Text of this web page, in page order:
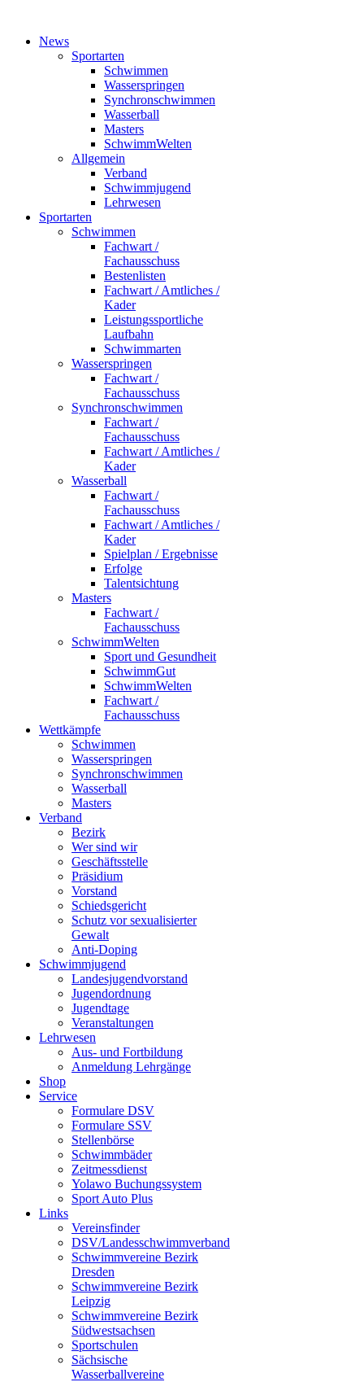
News
Sportarten
Schwimmen
Wasserspringen
Synchronschwimmen
Wasserball
Masters
SchwimmWelten
Allgemein
Verband
Schwimmjugend
Lehrwesen
Sportarten
Schwimmen
Fachwart /
Fachausschuss
Bestenlisten
Fachwart / Amtliches /
Kader
Leistungssportliche
Laufbahn
Schwimmarten
Wasserspringen
Fachwart /
Fachausschuss
Synchronschwimmen
Fachwart /
Fachausschuss
Fachwart / Amtliches /
Kader
Wasserball
Fachwart /
Fachausschuss
Fachwart / Amtliches /
Kader
Spielplan / Ergebnisse
Erfolge
Talentsichtung
Masters
Fachwart /
Fachausschuss
SchwimmWelten
Sport und Gesundheit
SchwimmGut
SchwimmWelten
Fachwart /
Fachausschuss
Wettkämpfe
Schwimmen
Wasserspringen
Synchronschwimmen
Wasserball
Masters
Verband
Bezirk
Wer sind wir
Geschäftsstelle
Präsidium
Vorstand
Schiedsgericht
Schutz vor sexualisierter
Gewalt
Anti-Doping
Schwimmjugend
Landesjugendvorstand
Jugendordnung
Jugendtage
Veranstaltungen
Lehrwesen
Aus- und Fortbildung
Anmeldung Lehrgänge
Shop
Service
Formulare DSV
Formulare SSV
Stellenbörse
Schwimmbäder
Zeitmessdienst
Yolawo Buchungssystem
Sport Auto Plus
Links
Vereinsfinder
DSV/Landesschwimmverband
Schwimmvereine Bezirk
Dresden
Schwimmvereine Bezirk
Leipzig
Schwimmvereine Bezirk
Südwestsachsen
Sportschulen
Sächsische
Wasserballvereine